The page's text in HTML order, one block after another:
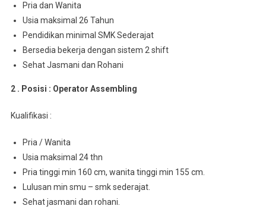
Pria dan Wanita
Usia maksimal 26 Tahun
Pendidikan minimal SMK Sederajat
Bersedia bekerja dengan sistem 2 shift
Sehat Jasmani dan Rohani
2 . Posisi : Operator Assembling
Kualifikasi :
Pria / Wanita
Usia maksimal 24 thn
Pria tinggi min 160 cm, wanita tinggi min 155 cm.
Lulusan min smu – smk sederajat.
Sehat jasmani dan rohani.